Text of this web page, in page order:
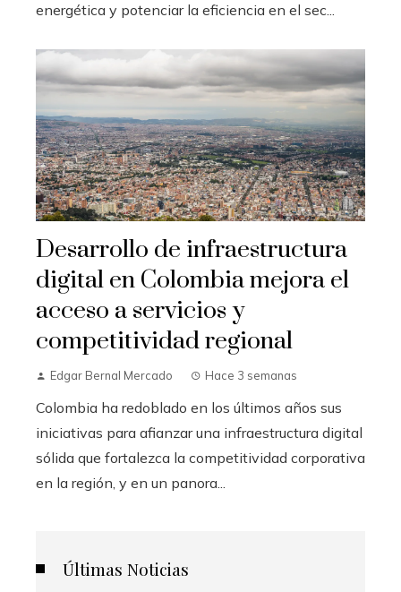
energética y potenciar la eficiencia en el sec...
Desarrollo de infraestructura
digital en Colombia mejora el
acceso a servicios y
competitividad regional
Edgar Bernal Mercado Hace 3 semanas
Colombia ha redoblado en los últimos años sus
iniciativas para afianzar una infraestructura digital
sólida que fortalezca la competitividad corporativa
en la región, y en un panora...
Últimas Noticias